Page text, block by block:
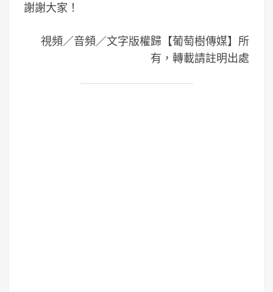
謝謝大家！
視頻／音頻／文字版權歸【葡萄樹傳媒】所
有，轉載請註明出處